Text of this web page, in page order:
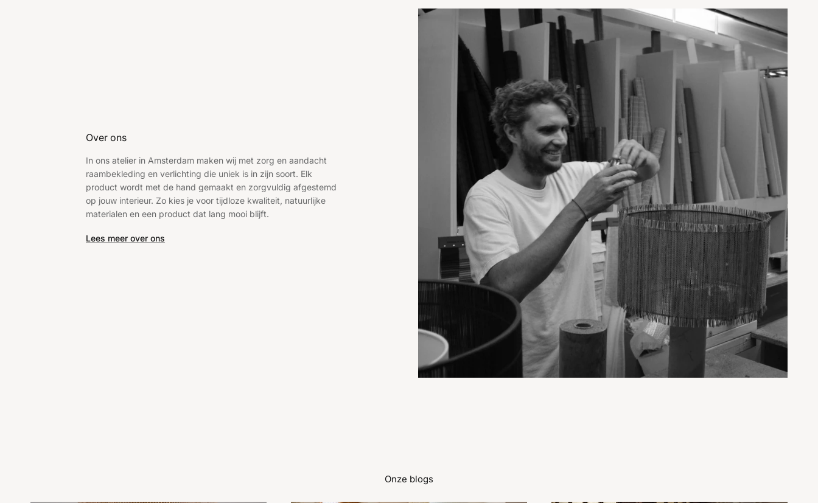
Over ons
In ons atelier in Amsterdam maken wij met zorg en aandacht
raambekleding en verlichting die uniek is in zijn soort. Elk
product wordt met de hand gemaakt en zorgvuldig afgestemd
op jouw interieur. Zo kies je voor tijdloze kwaliteit, natuurlijke
materialen en een product dat lang mooi blijft.
Lees meer over ons
Onze blogs